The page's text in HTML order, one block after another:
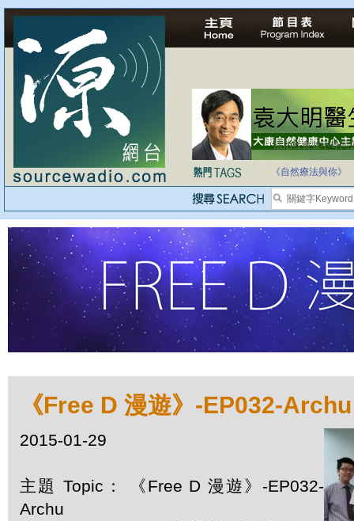
法治社會並不等同
《自然療法與你》
《Free D 漫遊》-EP032-Archu
2015-01-29
主題 Topic： 《Free D 漫遊》-EP032-
Archu